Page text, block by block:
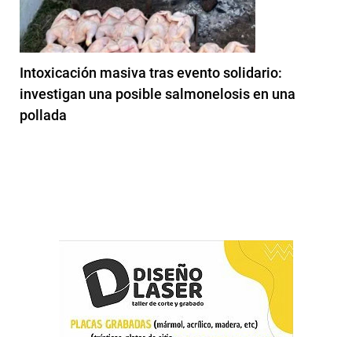
Intoxicación masiva tras evento solidario:
investigan una posible salmonelosis en una
pollada